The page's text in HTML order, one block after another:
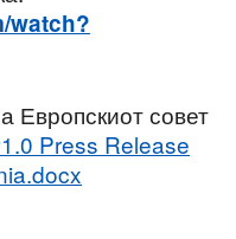
watch?
Европскиот совет
Press Release